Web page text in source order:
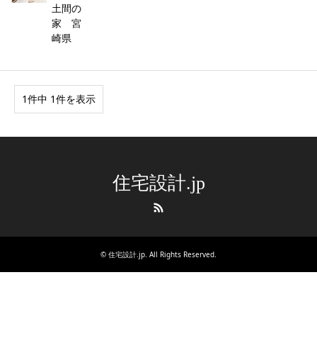
土間の
家 宮
崎県
1件中 1件を表示
住宅設計.jp
© 住宅設計.jp. All Rights Reserved.